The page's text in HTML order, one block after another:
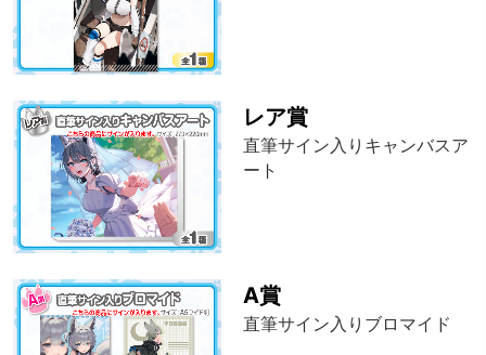
レア賞
直筆サイン入りキャンバスア
ート
A賞
直筆サイン入りブロマイド